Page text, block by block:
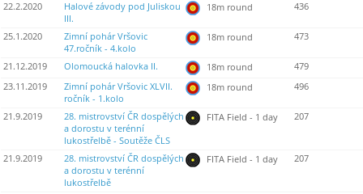
22.2.2020
Halové závody pod Juliskou
III.
18m round 436
25.1.2020
Zimní pohár Vršovic
47.ročník - 4.kolo
18m round 473
21.12.2019 Olomoucká halovka II. 18m round
479
23.11.2019
Zimní pohár Vršovic XLVII.
ročník - 1.kolo
18m round 496
21.9.2019
28. mistrovství ČR dospělých
a dorostu v terénní
lukostřelbě - Soutěže ČLS
FITA Field - 1 day 207
21.9.2019
28. mistrovství ČR dospělých
a dorostu v terénní
lukostřelbě
FITA Field - 1 day 207